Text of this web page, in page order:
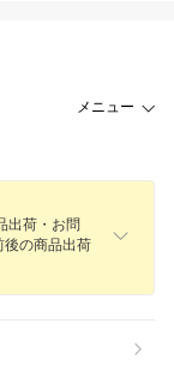
メニュー
出荷・お問
後の商品出荷